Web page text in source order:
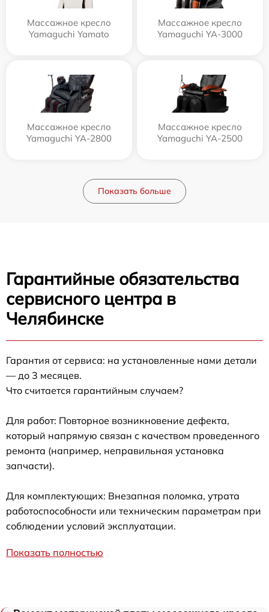
Массажное кресло
Yamaguchi Yamato
Массажное кресло
Yamaguchi YA-3000
Массажное кресло
Yamaguchi YA-2800
Массажное кресло
Yamaguchi YA-2500
Показать больше
Гарантийные обязательства
сервисного центра в
Челябинске
Гарантия от сервиса: на установленные нами детали
— до 3 месяцев.
Что считается гарантийным случаем?
Для работ: Повторное возникновение дефекта,
который напрямую связан с качеством проведенного
ремонта (например, неправильная установка
запчасти).
Для комплектующих: Внезапная поломка, утрата
работоспособности или техническим параметрам при
соблюдении условий эксплуатации.
Показать полностью